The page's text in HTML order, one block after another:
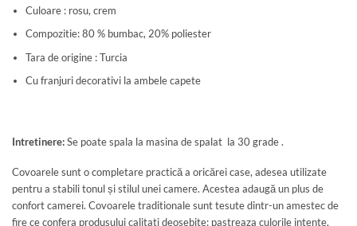
Culoare : rosu, crem
Compozitie: 80 % bumbac, 20% poliester
Tara de origine : Turcia
Cu franjuri decorativi la ambele capete
Intretinere:Se poate spala la masina de spalat la 30 grade .
Covoarele sunt o completare practică a oricărei case, adesea utilizate
pentru a stabili tonul și stilul unei camere. Acestea adaugă un plus de
confort camerei. Covoarele traditionale sunt tesute dintr-un amestec de
fire ce confera produsului calitati deosebite: pastreaza culorile intente,